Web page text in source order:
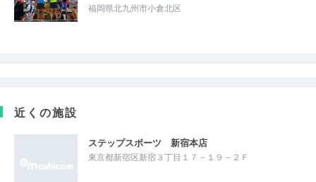
福岡県北九州市小倉北区
近くの施設
ステップスポーツ 新宿本店
東京都新宿区新宿３丁目１７－１９－２Ｆ